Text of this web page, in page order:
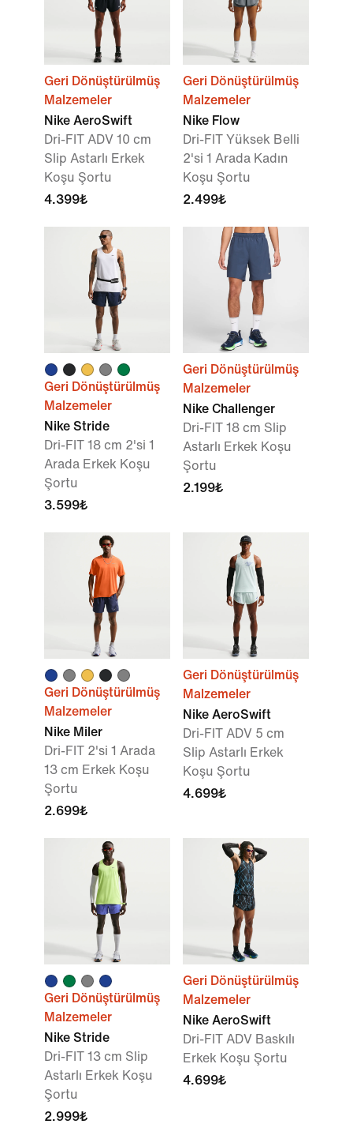
Geri Dönüştürülmüş
Malzemeler
Nike AeroSwift
Dri-FIT ADV 10 cm
Slip Astarlı Erkek
Koşu Şortu
4.399₺
Geri Dönüştürülmüş
Malzemeler
Nike Flow
Dri-FIT Yüksek Belli
2'si 1 Arada Kadın
Koşu Şortu
2.499₺
Geri Dönüştürülmüş
Malzemeler
Nike Stride
Dri-FIT 18 cm 2'si 1
Arada Erkek Koşu
Şortu
3.599₺
Geri Dönüştürülmüş
Malzemeler
Nike Challenger
Dri-FIT 18 cm Slip
Astarlı Erkek Koşu
Şortu
2.199₺
Geri Dönüştürülmüş
Malzemeler
Nike Miler
Dri-FIT 2'si 1 Arada
13 cm Erkek Koşu
Şortu
2.699₺
Geri Dönüştürülmüş
Malzemeler
Nike AeroSwift
Dri-FIT ADV 5 cm
Slip Astarlı Erkek
Koşu Şortu
4.699₺
Geri Dönüştürülmüş
Malzemeler
Nike Stride
Dri-FIT 13 cm Slip
Astarlı Erkek Koşu
Şortu
2.999₺
Geri Dönüştürülmüş
Malzemeler
Nike AeroSwift
Dri-FIT ADV Baskılı
Erkek Koşu Şortu
4.699₺